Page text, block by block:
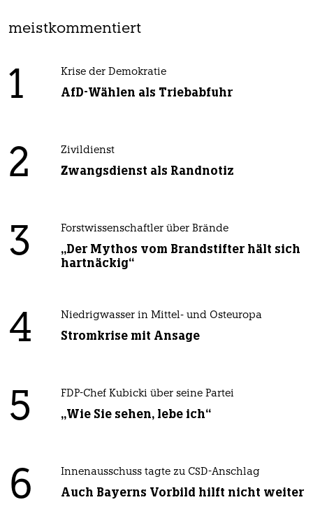
meistkommentiert
1 Krise der Demokratie
AfD-Wählen als Triebabfuhr
2 Zivildienst
Zwangsdienst als Randnotiz
3 Forstwissenschaftler über Brände
„Der Mythos vom Brandstifter hält sich
hartnäckig“
4 Niedrigwasser in Mittel- und Osteuropa
Stromkrise mit Ansage
5 FDP-Chef Kubicki über seine Partei
„Wie Sie sehen, lebe ich“
6 Innenausschuss tagte zu CSD-Anschlag
Auch Bayerns Vorbild hilft nicht weiter